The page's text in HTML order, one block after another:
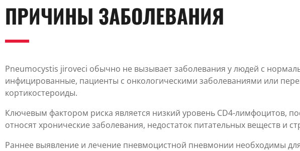
ПРИЧИНЫ ЗАБОЛЕВАНИЯ
Pneumocystis jiroveci обычно не вызывает заболевания у людей с
инфицированные, пациенты с онкологическими заболеваниями или
кортикостероиды.
Ключевым фактором риска является низкий уровень CD4-лимфоцитов,
относят хронические заболевания, недостаток питательных веществ и
Раннее выявление и лечение пневмоцистной пневмонии необходимы